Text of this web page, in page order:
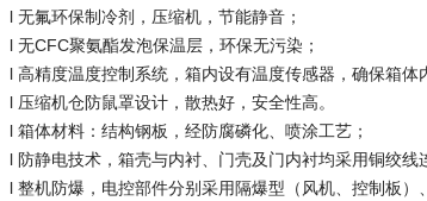
l 无氟环保制冷剂，压缩机，节能静音；
l 无CFC聚氨酯发泡保温层，环保无污染；
l 高精度温度控制系统，箱内设有温度传感器，确保箱体
l 压缩机仓防鼠罩设计，散热好，安全性高。
l 箱体材料：结构钢板，经防腐磷化、喷涂工艺；
l 防静电技术，箱壳与内衬、门壳及门内衬均采用铜绞线
l 整机防爆，电控部件分别采用隔爆型（风机、控制板